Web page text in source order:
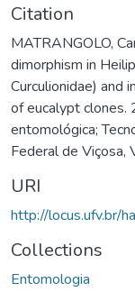
Citation
MATRANGOLO,
dimorphism in
Curculionidae) and
of eucalypt clones.
entomológica;
Federal de Viçosa,
URI
http://locus.ufv.br/
Collections
Entomologia